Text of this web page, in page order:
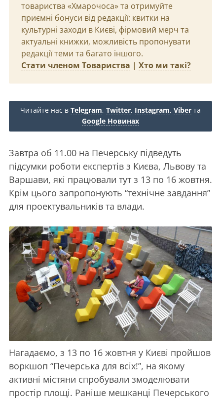
товариства «Хмарочоса» та отримуйте
приємні бонуси від редакції: квитки на
культурні заходи в Києві, фірмовий мерч та
актуальні книжки, можливість пропонувати
редакції теми та багато іншого.
Стати членом Товариства | Хто ми такі?
Читайте нас в Telegram, Twitter, Instagram, Viber та
Google Новинах
Завтра об 11.00 на Печерську підведуть
підсумки роботи експертів з Києва, Львову та
Варшави, які працювали тут з 13 по 16 жовтня.
Крім цього запропонують “технічне завдання”
для проектувальників та влади.
Нагадаємо, з 13 по 16 жовтня у Києві пройшов
воркшоп “Печерська для всіх!”, на якому
активні містяни спробували змоделювати
простір площі. Раніше мешканці Печерського